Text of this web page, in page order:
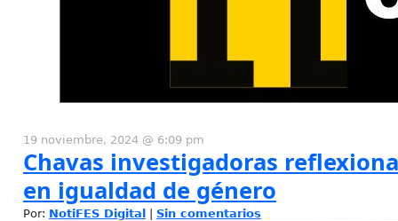
19 noviembre, 2024 @ 6:09 pm
Chavas investigadoras
en igualdad de género
Por: NotiFES Digital Sin comentarios